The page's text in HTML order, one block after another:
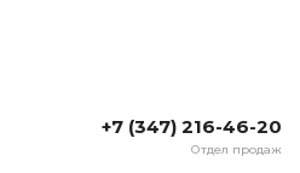
+7 (347) 216-46-20
Отдел продаж